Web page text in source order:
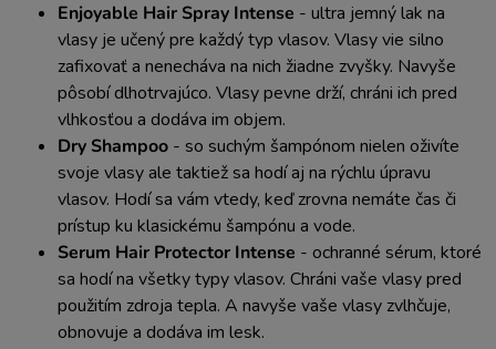
Enjoyable Hair Spray Intense - ultra jemný lak na
vlasy je učený pre každý typ vlasov. Vlasy vie silno
zafixovať a nenecháva na nich žiadne zvyšky. Navyše
pôsobí dlhotrvajúco. Vlasy pevne drží, chráni ich pred
vlhkosťou a dodáva im objem.
Dry Shampoo - so suchým šampónom nielen oživíte
svoje vlasy ale taktiež sa hodí aj na rýchlu úpravu
vlasov. Hodí sa vám vtedy, keď zrovna nemáte čas či
prístup ku klasickému šampónu a vode.
Serum Hair Protector Intense - ochranné sérum, ktoré
sa hodí na všetky typy vlasov. Chráni vaše vlasy pred
použitím zdroja tepla. A navyše vaše vlasy zvlhčuje,
obnovuje a dodáva im lesk.